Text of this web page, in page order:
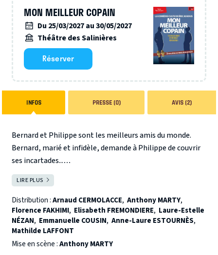
MON MEILLEUR COPAIN
Du 25/03/2027 au 30/05/2027
Théâtre des Salinières
Réserver
INFOS PRESSE (0) AVIS (2)
Bernard et Philippe sont les meilleurs amis du monde.
Bernard, marié et infidèle, demande à Philippe de couvrir
ses incartades...
Début d'un engrenage infernal pour le pauvre Philippe
dont le meilleur copain a l'amitié plutôt abusive !
Le Saviez-vous ?
Récompensé à deux reprises pour le Molière du meilleur
auteur francophone en 2010 et 2015, Eric Assous a reçu le
prix de l'Académie française pour l'ensemble de son oeuvre
en 2014. Ses pièces sont représentées dans plus de 25 pays.
LIRE PLUS
Distribution :Arnaud CERMOLACCE, Anthony MARTY,
Florence FAKHIMI, Elisabeth FREMONDIERE, Laure-Estelle
NÉZAN, Emmanuelle COUSIN, Anne-Laure ESTOURNÈS,
Mathilde LAFFONT
Mise en scène :Anthony MARTY